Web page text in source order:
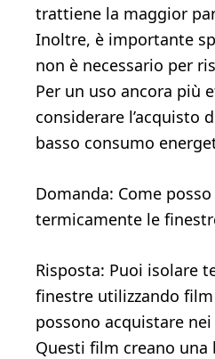
trattiene la maggior
Inoltre, è importante
non è necessario per
Per un uso ancora più
considerare l’acquisto
basso consumo
Domanda: Come
termicamente le
Risposta: Puoi isolare
finestre utilizzando
possono acquistare
Questi film creano una